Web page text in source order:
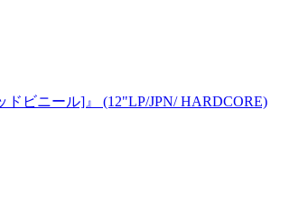
ビニール]』 (12"LP/JPN/ HARDCORE)